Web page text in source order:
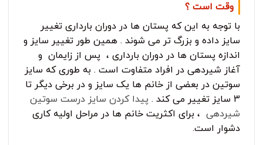
وقت است ؟
با توجه به این که پستان ها در دوران بارداری تغییر
سایز داده و بزرگ تر می شوند . همین طور تغییر سایز و
اندازه پستان ها در دوران بارداری ، پس از زایمان و
آغاز شیردهی در افراد متفاوت است . به طوری که سایز
سوتین در بعضی از خانم ها یک سایز و در برخی دیگر تا
3 سایز تغییر می کند .
پیدا کردن سایز درست سوتین
شیردهی ، برای اکثریت خانم ها در مراحل اولیه کاری
دشوار است.